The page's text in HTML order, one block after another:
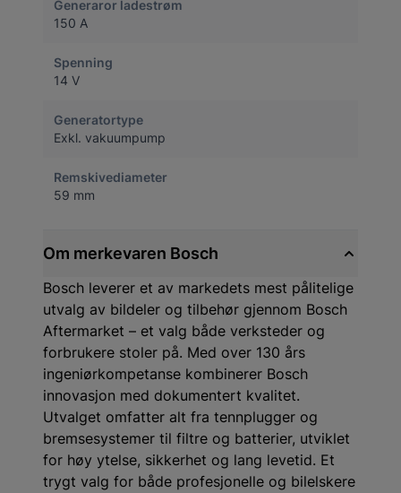
Generaror ladestrøm
150 A
Spenning
14 V
Generatortype
Exkl. vakuumpump
Remskivediameter
59 mm
Om merkevaren Bosch
Bosch leverer et av markedets mest pålitelige
utvalg av bildeler og tilbehør gjennom Bosch
Aftermarket – et valg både verksteder og
forbrukere stoler på. Med over 130 års
ingeniørkompetanse kombinerer Bosch
innovasjon med dokumentert kvalitet.
Utvalget omfatter alt fra tennplugger og
bremsesystemer til filtre og batterier, utviklet
for høy ytelse, sikkerhet og lang levetid. Et
trygt valg for både profesjonelle og bilelskere